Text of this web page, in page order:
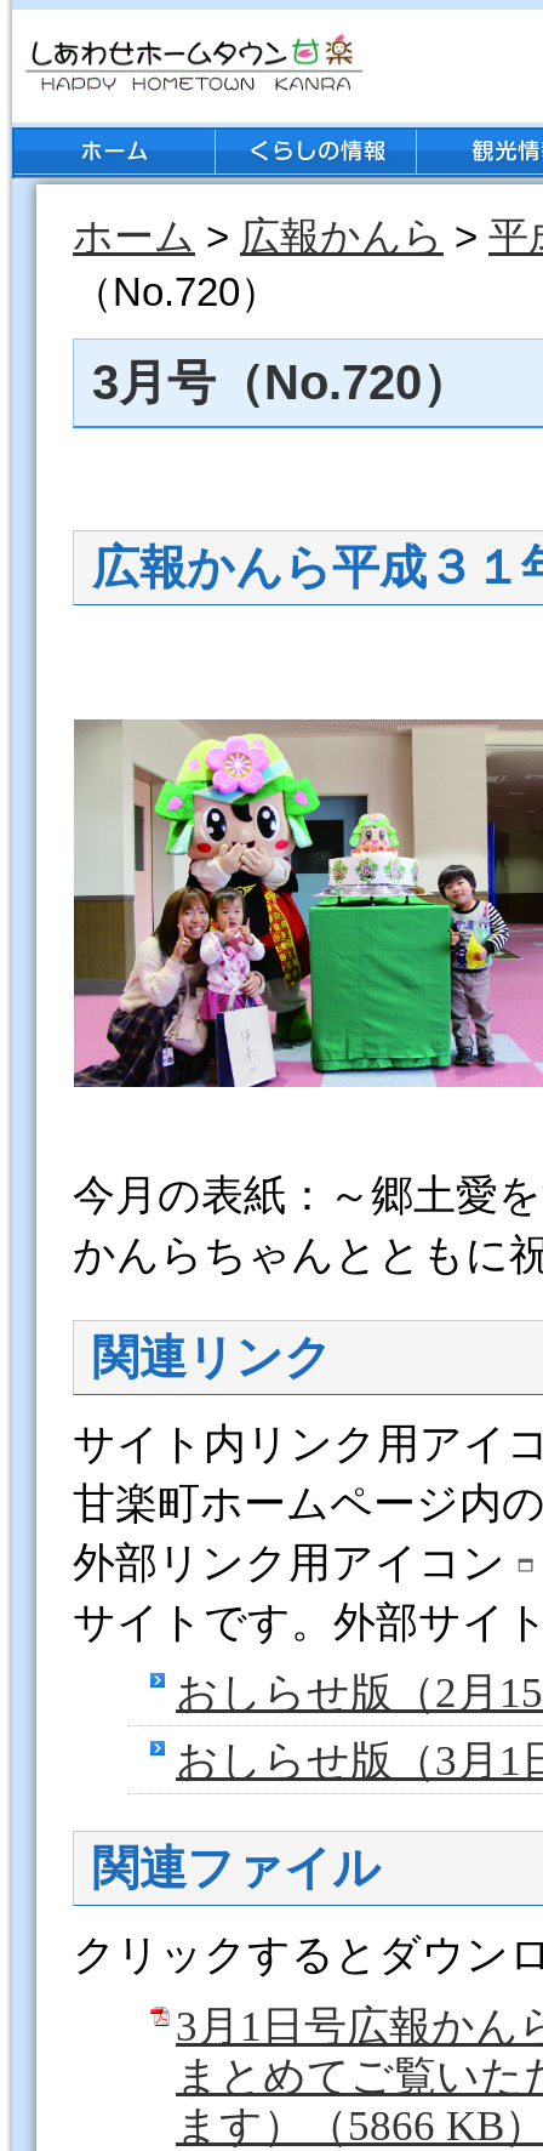
ホーム > 広報かんら > 平
（No.720）
3月号（No.720）
広報かんら平成３１
今月の表紙：～郷土愛
かんらちゃんとともに
関連リンク
サイト内リンク用アイ
甘楽町ホームページ内
外部リンク用アイコン
サイトです。外部サイ
おしらせ版（2月
おしらせ版（3月1
関連ファイル
クリックするとダウン
3月1日号広報かん
まとめてご覧い
ます）（5866 KB